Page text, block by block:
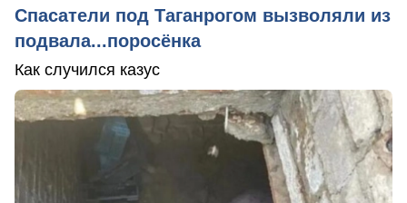
Спасатели под Таганрогом вызволяли из
подвала...поросёнка
Как случился казус